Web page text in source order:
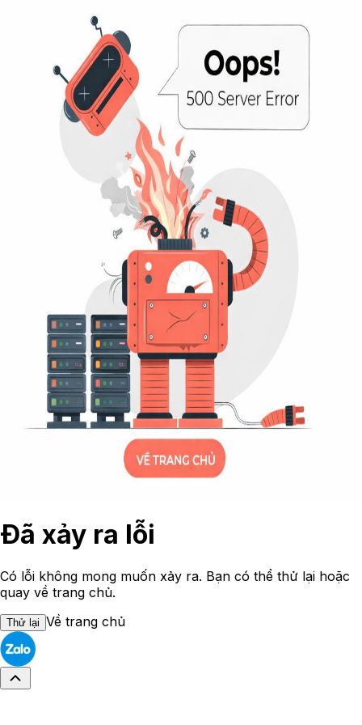
Đã xảy ra lỗi
Có lỗi không mong muốn xảy ra. Bạn có thể thử lại hoặc
quay về trang chủ.
Thử lại Về trang chủ